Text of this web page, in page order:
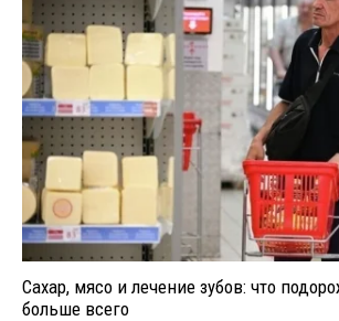
Сахар, мясо и лечение зубов: что
больше всего